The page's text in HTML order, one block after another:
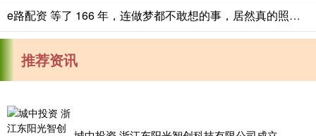
e路配资 等了 166 年，连做梦都不敢想的事，居然真的照进现实了。法国要把当
推荐资讯